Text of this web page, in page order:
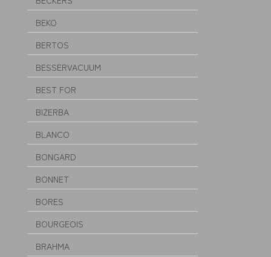
BEKO
BERTOS
BESSERVACUUM
BEST FOR
BIZERBA
BLANCO
BONGARD
BONNET
BORES
BOURGEOIS
BRAHMA